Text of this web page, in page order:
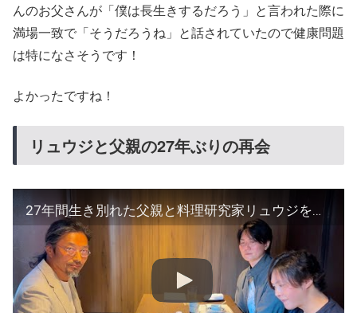
んのお父さんが「僕は長生きするだろう」と言われた際に
満場一致で「そうだろうね」と話されていたので健康問題
は特になさそうです！
よかったですね！
リュウジと父親の27年ぶりの再会
27年間生き別れた父親と料理研究家リュウジを再会させました。